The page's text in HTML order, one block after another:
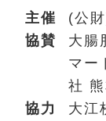
主催
(公
協賛
大腸
マー
社
協力
大江